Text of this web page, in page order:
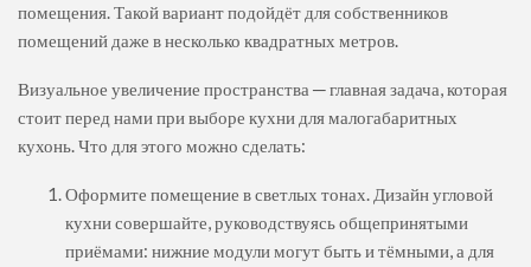
помещения. Такой вариант подойдёт для собственников
помещений даже в несколько квадратных метров.
Визуальное увеличение пространства ─ главная задача, которая
стоит перед нами при выборе кухни для малогабаритных
кухонь. Что для этого можно сделать:
Оформите помещение в светлых тонах. Дизайн угловой
кухни совершайте, руководствуясь общепринятыми
приёмами: нижние модули могут быть и тёмными, а для